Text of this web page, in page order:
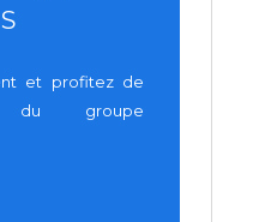
et profitez de
groupe